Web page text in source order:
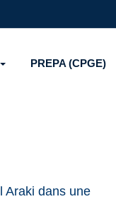
PREPA (CPGE)
Araki dans une